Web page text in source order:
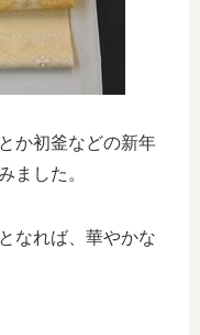
か初釜などの新年
ました。
なれば、華やかな